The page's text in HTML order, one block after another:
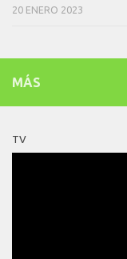
20 ENERO 2023
MÁS
TV